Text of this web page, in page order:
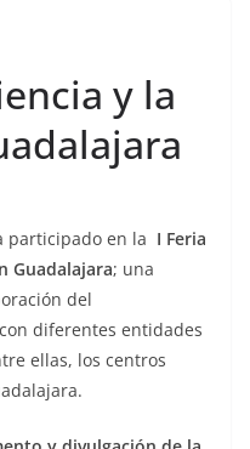
y la
participado en la I Feria
Guadalajara; una
del
diferentes entidades
ellas, los centros